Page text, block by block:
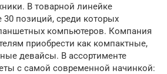
В товарной линейке
30 позиций, среди которых
компьютеров. Компания
приобрести как компактные,
девайсы. В ассортименте
с самой современной начинкой: